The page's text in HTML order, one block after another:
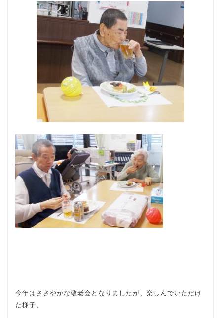
今年はささやかな敬老会となりましたが、楽しんでいただけ
た様子。